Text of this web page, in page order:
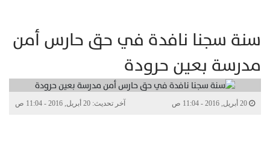
سنة سجنا نافدة في حق حارس أمن
مدرسة بعين حرودة
آخر تحديث: 20 أبريل, 2016 - 11:04 ص